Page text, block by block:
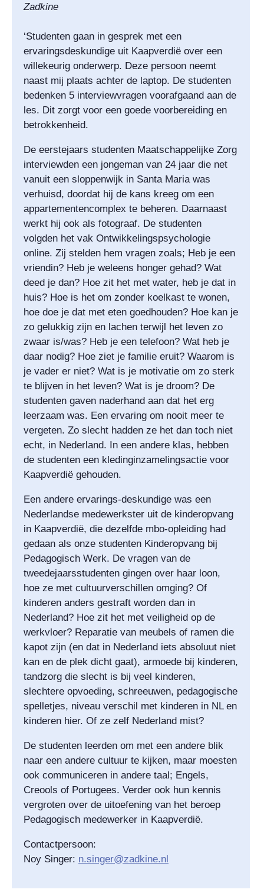
Zadkine
‘Studenten gaan in gesprek met een
ervaringsdeskundige uit Kaapverdië over een
willekeurig onderwerp. Deze persoon neemt
naast mij plaats achter de laptop. De studenten
bedenken 5 interviewvragen voorafgaand aan de
les. Dit zorgt voor een goede voorbereiding en
betrokkenheid.
De eerstejaars studenten Maatschappelijke Zorg
interviewden een jongeman van 24 jaar die net
vanuit een sloppenwijk in Santa Maria was
verhuisd, doordat hij de kans kreeg om een
appartementencomplex te beheren. Daarnaast
werkt hij ook als fotograaf. De studenten
volgden het vak Ontwikkelingspsychologie
online. Zij stelden hem vragen zoals; Heb je een
vriendin? Heb je weleens honger gehad? Wat
deed je dan? Hoe zit het met water, heb je dat in
huis? Hoe is het om zonder koelkast te wonen,
hoe doe je dat met eten goedhouden? Hoe kan je
zo gelukkig zijn en lachen terwijl het leven zo
zwaar is/was? Heb je een telefoon? Wat heb je
daar nodig? Hoe ziet je familie eruit? Waarom is
je vader er niet? Wat is je motivatie om zo sterk
te blijven in het leven? Wat is je droom? De
studenten gaven naderhand aan dat het erg
leerzaam was. Een ervaring om nooit meer te
vergeten. Zo slecht hadden ze het dan toch niet
echt, in Nederland. In een andere klas, hebben
de studenten een kledinginzamelingsactie voor
Kaapverdië gehouden.
Een andere ervarings-deskundige was een
Nederlandse medewerkster uit de kinderopvang
in Kaapverdië, die dezelfde mbo-opleiding had
gedaan als onze studenten Kinderopvang bij
Pedagogisch Werk. De vragen van de
tweedejaarsstudenten gingen over haar loon,
hoe ze met cultuurverschillen omging? Of
kinderen anders gestraft worden dan in
Nederland? Hoe zit het met veiligheid op de
werkvloer? Reparatie van meubels of ramen die
kapot zijn (en dat in Nederland iets absoluut niet
kan en de plek dicht gaat), armoede bij kinderen,
tandzorg die slecht is bij veel kinderen,
slechtere opvoeding, schreeuwen, pedagogische
spelletjes, niveau verschil met kinderen in NL en
kinderen hier. Of ze zelf Nederland mist?
De studenten leerden om met een andere blik
naar een andere cultuur te kijken, maar moesten
ook communiceren in andere taal; Engels,
Creools of Portugees. Verder ook hun kennis
vergroten over de uitoefening van het beroep
Pedagogisch medewerker in Kaapverdië.
Contactpersoon:
Noy Singer: n.singer@zadkine.nl